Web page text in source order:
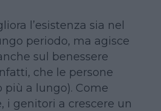
l’esistenza sia nel
periodo, ma agisce
sul benessere
che le persone
a lungo). Come
i genitori a crescere un